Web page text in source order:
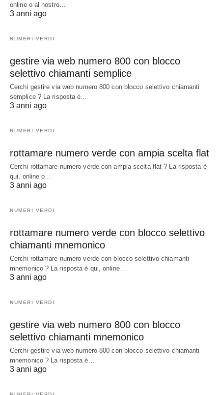
online o al nostro…
3 anni ago
NUMERI VERDI
gestire via web numero 800 con blocco
selettivo chiamanti semplice
Cerchi gestire via web numero 800 con blocco selettivo chiamanti
semplice ? La risposta è…
3 anni ago
NUMERI VERDI
rottamare numero verde con ampia scelta flat
Cerchi rottamare numero verde con ampia scelta flat ? La risposta è
qui, online o…
3 anni ago
NUMERI VERDI
rottamare numero verde con blocco selettivo
chiamanti mnemonico
Cerchi rottamare numero verde con blocco selettivo chiamanti
mnemonico ? La risposta è qui, online…
3 anni ago
NUMERI VERDI
gestire via web numero 800 con blocco
selettivo chiamanti mnemonico
Cerchi gestire via web numero 800 con blocco selettivo chiamanti
mnemonico ? La risposta è…
3 anni ago